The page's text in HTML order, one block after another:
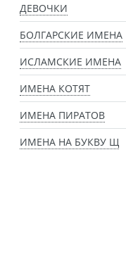
ДЕВОЧКИ
БОЛГАРСКИЕ ИМЕНА
ИСЛАМСКИЕ ИМЕНА
ИМЕНА КОТЯТ
ИМЕНА ПИРАТОВ
ИМЕНА НА БУКВУ Щ